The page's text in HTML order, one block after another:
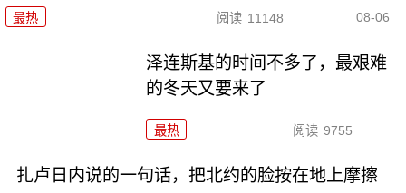
最热 阅读 11148 08-06
泽连斯基的时间不多了，最艰难
的冬天又要来了
最热 阅读 9755
扎卢日内说的一句话，把北约的脸按在地上摩擦